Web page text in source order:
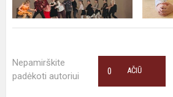
Nepamirškite
padėkoti autoriui
AČIŪ
0